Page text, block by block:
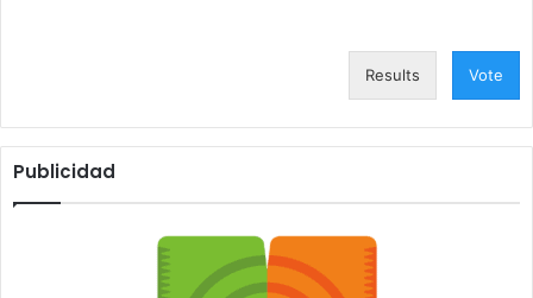
Results Vote
Publicidad